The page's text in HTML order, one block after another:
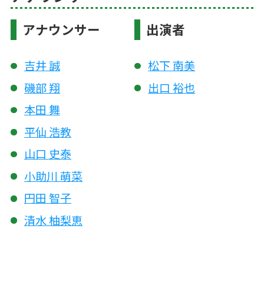
アナウンサー
吉井 誠
磯部 翔
本田 舞
平仙 浩教
山口 史泰
小助川 萌菜
円田 智子
清水 柚梨恵
出演者
松下 南美
出口 裕也